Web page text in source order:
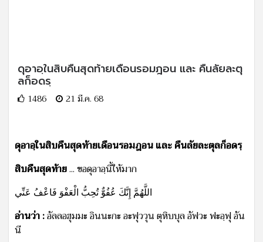
ดุอาอฺในสิบคืนสุดท้ายเดือนรอมฎอน และ คืนลัยละตุ
ลก็อดรฺ
1486 21 มี.ค. 68
ดุอาอฺในสิบคืนสุดท้ายเดือนรอมฎอน และ คืนลัยละตุลก็อดรฺ
สิบคืนสุดท้าย... ขอดุอาอฺนี้ให้มาก
اللَّهُمَّ إِنَّكَ عُفُوٌّ تُحِبُّ الْعَفْوَ فَاعْفُ عَنِّي
อ่านว่า :อัลลอฮุมมะ อินนะกะ อะฟุววุน ตุหิบบุล อัฟวะ ฟะอฺฟุ อัน
นี